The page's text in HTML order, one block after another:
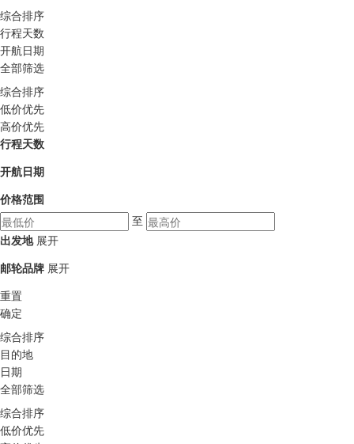
综合排序
行程天数
开航日期
全部筛选
综合排序
低价优先
高价优先
行程天数
开航日期
价格范围
至
出发地 展开
邮轮品牌 展开
重置
确定
综合排序
目的地
日期
全部筛选
综合排序
低价优先